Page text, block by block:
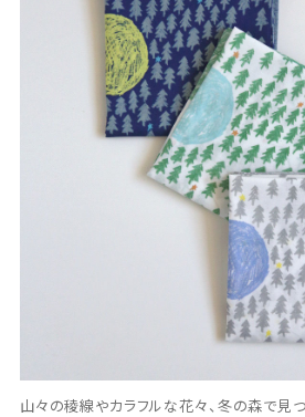
山々の稜線やカラフルな花々、冬の森で見